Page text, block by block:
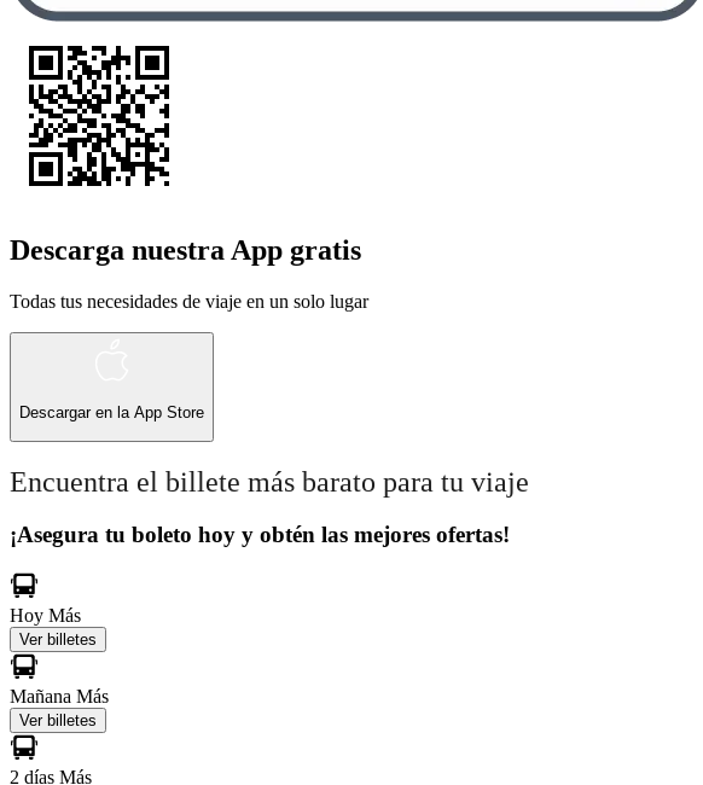
Descarga nuestra App gratis
Todas tus necesidades de viaje en un solo lugar
Descargar en la App Store
Encuentra el billete más barato para tu viaje
¡Asegura tu boleto hoy y obtén las mejores ofertas!
Hoy Más
Ver billetes
Mañana Más
Ver billetes
2 días Más